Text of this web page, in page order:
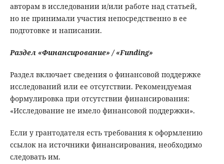
авторам в исследовании и/или работе над статьей,
но не принимали участия непосредственно в ее
подготовке и написании.
Раздел «Финансирование» / «Funding»
Раздел включает сведения о финансовой поддержке
исследований или ее отсутствии. Рекомендуемая
формулировка при отсутствии финансирования:
«Исследование не имело финансовой поддержки».
Если у грантодателя есть требования к оформлению
ссылок на источники финансирования, необходимо
следовать им.